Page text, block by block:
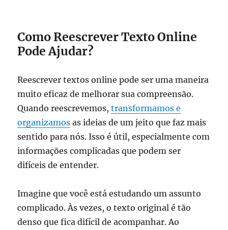
Como Reescrever Texto Online
Pode Ajudar?
Reescrever textos online pode ser uma maneira
muito eficaz de melhorar sua compreensão.
Quando reescrevemos,transformamos e
organizamos as ideias de um jeito que faz mais
sentido para nós. Isso é útil, especialmente com
informações complicadas que podem ser
difíceis de entender.
Imagine que você está estudando um assunto
complicado. Às vezes, o texto original é tão
denso que fica difícil de acompanhar. Ao